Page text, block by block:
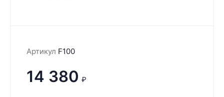
Артикул F100
14 380 ₽